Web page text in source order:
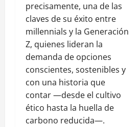
precisamente, una de las
claves de su éxito entre
millennials y la Generación
Z, quienes lideran la
demanda de opciones
conscientes, sostenibles y
con una historia que
contar —desde el cultivo
ético hasta la huella de
carbono reducida—.